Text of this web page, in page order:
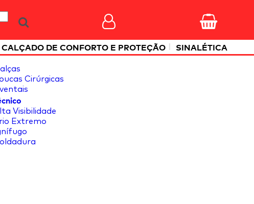
CALÇADO DE CONFORTO E PROTEÇÃO | SINALÉTICA
Cirúrgicas
Visibilidade
Extremo